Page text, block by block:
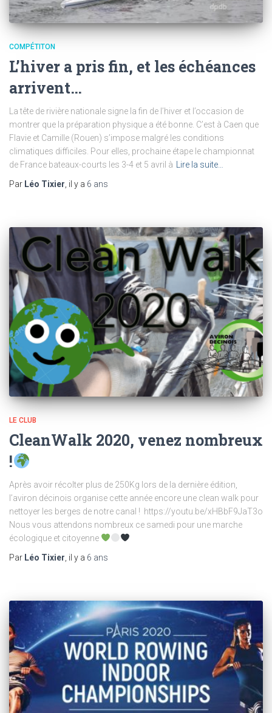
COMPÉTITON
L’hiver a pris fin, et les échéances
arrivent…
La tête de rivière nationale signe la fin de l’hiver et l’occasion de
montrer que la préparation physique a été bonne. C’est à Caen que
Flavie et Camille (Rouen) s’impose malgré les conditions
climatiques difficiles. Pour elles, prochaine étape le championnat
de France bateaux-courts les 3-4 et 5 avril à Lire la suite…
Par Léo Tixier, il y a 6 ans
LE CLUB
CleanWalk 2020, venez nombreux
!
Après avoir récolter plus de 250Kg lors de la dernière édition,
l’aviron décinois organise cette année encore une clean walk pour
nettoyer les berges de notre canal ! https://youtu.be/xHBbF9JaT3o
Nous vous attendons nombreux ce samedi pour une marche
écologique et citoyenne
Par Léo Tixier , il y a 6 ans